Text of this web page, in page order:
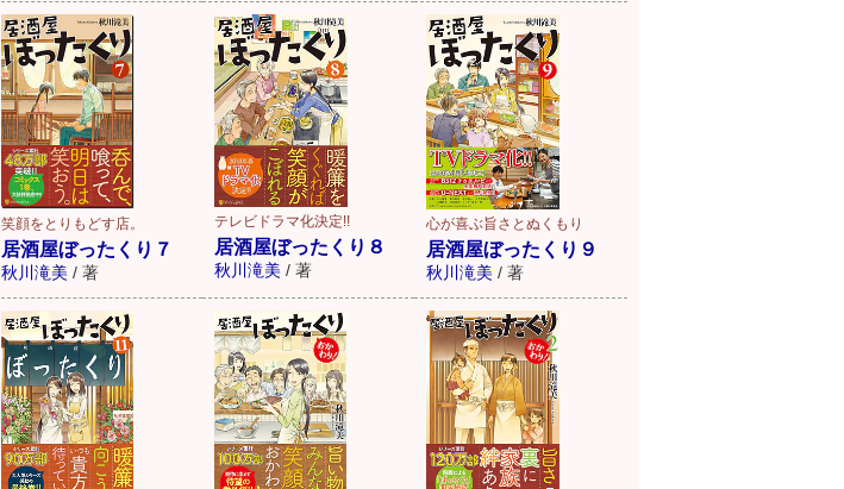
笑顔をとりもどす店。
居酒屋ぼったくり７
秋川滝美 / 著
テレビドラマ化決定!!
居酒屋ぼったくり８
秋川滝美 / 著
心が喜ぶ旨さとぬくもり
居酒屋ぼったくり９
秋川滝美 / 著